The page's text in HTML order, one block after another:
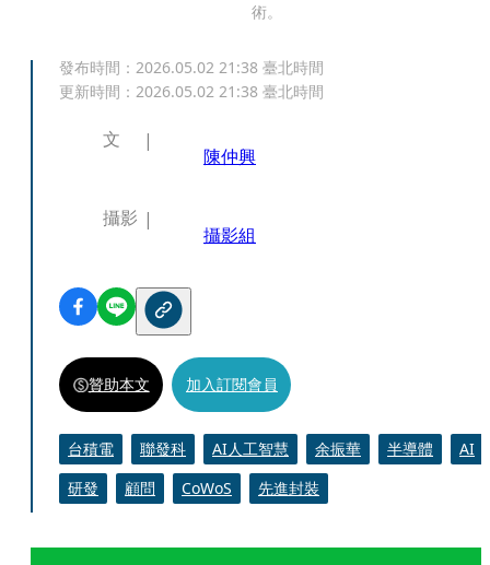
術。
發布時間： 2026.05.02 21:38 臺北時間
更新時間： 2026.05.02 21:38 臺北時間
文
陳仲興
攝影
攝影組
贊助本文 加入訂閱會員
台積電 聯發科 AI人工智慧 余振華 半導體
AI
研發
顧問 CoWoS 先進封裝